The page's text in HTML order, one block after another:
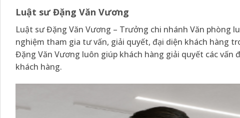
Luật sư Đặng Văn Vương
Luật sư Đặng Văn Vương – Trưởng chi nhánh Văn phòng
nghiệm tham gia tư vấn, giải quyết, đại diện khách hàng
Đặng Văn Vương luôn giúp khách hàng giải quyết các vấn
khách hàng.